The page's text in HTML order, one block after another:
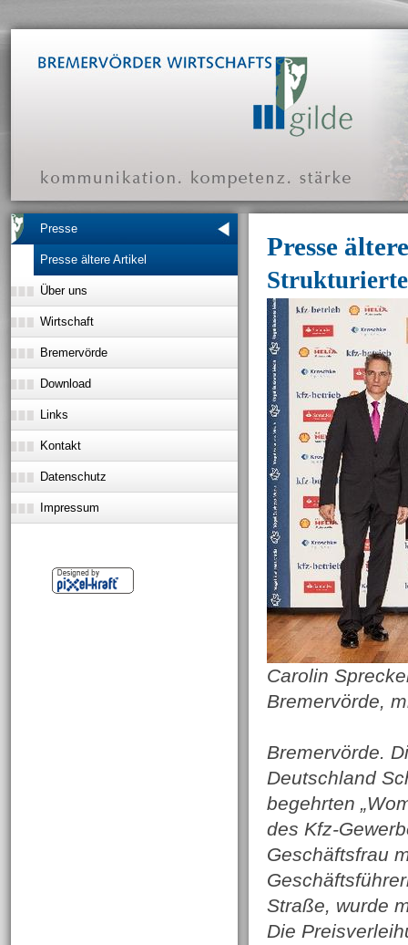
Presse
Carolin
Bremervörde,
Bremervörde.
Deutschland
begehrten
des Kfz-
Geschäftsfrau
Straße, wurde
Die
Presse
Presse ältere Artikel
Über uns
Wirtschaft
Bremervörde
Download
Links
Kontakt
Datenschutz
Impressum